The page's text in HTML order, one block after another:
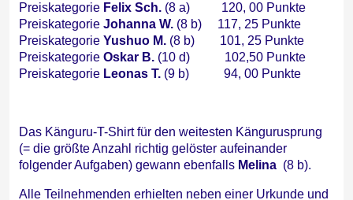
Preiskategorie Felix Sch. (8 a) 120, 00 Punkte
Preiskategorie Johanna W. (8 b) 117, 25 Punkte
Preiskategorie Yushuo M. (8 b) 101, 25 Punkte
Preiskategorie Oskar B. (10 d) 102,50 Punkte
Preiskategorie Leonas T. (9 b) 94, 00 Punkte
Das Känguru-T-Shirt für den weitesten Kängurusprung
(= die größte Anzahl richtig gelöster aufeinander
folgender Aufgaben) gewann ebenfalls Melina (8 b).
Alle Teilnehmenden erhielten neben einer Urkunde und